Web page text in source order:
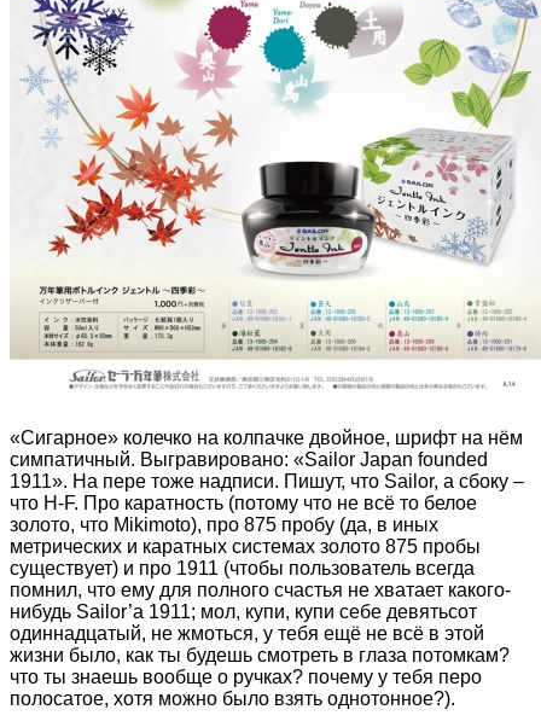
«Сигарное» колечко на колпачке двойное, шрифт на нём
симпатичный. Выгравировано: «Sailor Japan founded
1911». На пере тоже надписи. Пишут, что Sailor, а сбоку –
что H-F. Про каратность (потому что не всё то белое
золото, что Mikimoto), про 875 пробу (да, в иных
метрических и каратных системах золото 875 пробы
существует) и про 1911 (чтобы пользователь всегда
помнил, что ему для полного счастья не хватает какого-
нибудь Sailor’а 1911; мол, купи, купи себе девятьсот
одиннадцатый, не жмоться, у тебя ещё не всё в этой
жизни было, как ты будешь смотреть в глаза потомкам?
что ты знаешь вообще о ручках? почему у тебя перо
полосатое, хотя можно было взять однотонное?).